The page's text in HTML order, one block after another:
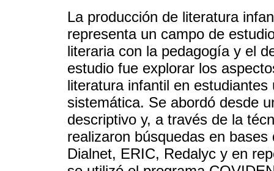
La producción de literatura
representa un campo de
literaria con la pedagogía y el
estudio fue explorar los
literatura infantil en
sistemática. Se abordó desde
descriptivo y, a través de la
realizaron búsquedas en
Dialnet, ERIC, Redalyc y en